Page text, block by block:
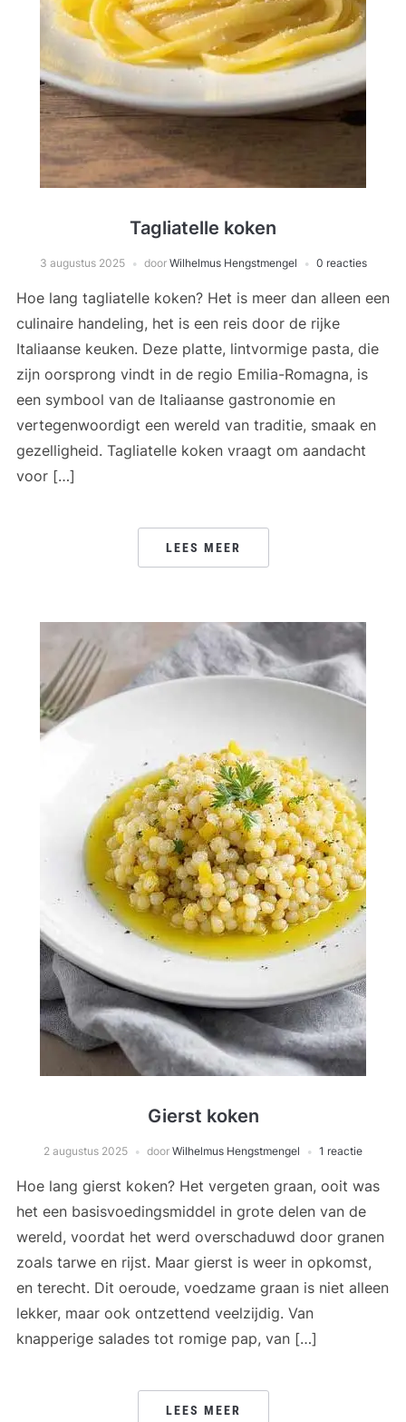
Tagliatelle koken
3 augustus 2025 door Wilhelmus Hengstmengel 0 reacties
Hoe lang tagliatelle koken? Het is meer dan alleen een
culinaire handeling, het is een reis door de rijke
Italiaanse keuken. Deze platte, lintvormige pasta, die
zijn oorsprong vindt in de regio Emilia-Romagna, is
een symbool van de Italiaanse gastronomie en
vertegenwoordigt een wereld van traditie, smaak en
gezelligheid. Tagliatelle koken vraagt om aandacht
voor […]
LEES MEER
Gierst koken
2 augustus 2025 door Wilhelmus Hengstmengel 1 reactie
Hoe lang gierst koken? Het vergeten graan, ooit was
het een basisvoedingsmiddel in grote delen van de
wereld, voordat het werd overschaduwd door granen
zoals tarwe en rijst. Maar gierst is weer in opkomst,
en terecht. Dit oeroude, voedzame graan is niet alleen
lekker, maar ook ontzettend veelzijdig. Van
knapperige salades tot romige pap, van […]
LEES MEER